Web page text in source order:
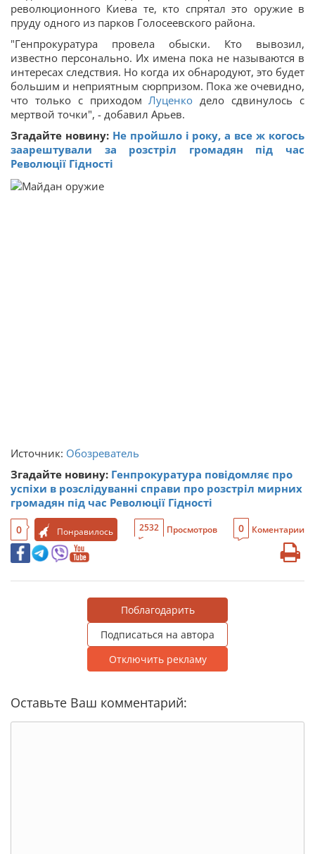
революционного Киева те, кто спрятал это оружие в
пруду одного из парков Голосеевского района.
"Генпрокуратура провела обыски. Кто вывозил,
известно персонально. Их имена пока не называются в
интересах следствия. Но когда их обнародуют, это будет
большим и неприятным сюрпризом. Пока же очевидно,
что только с приходом Луценко дело сдвинулось с
мертвой точки", - добавил Арьев.
Згадайте новину: Не пройшло і року, а все ж когось
заарештували за розстріл громадян під час
Революції Гідності
Источник: Обозреватель
Згадайте новину: Генпрокуратура повідомляє про
успіхи в розслідуванні справи про розстріл мирних
громадян під час Революції Гідності
0 Понравилось 2532 Просмотров 0 Коментарии
Поблагодарить
Подписаться на автора
Отключить рекламу
Оставьте Ваш комментарий: